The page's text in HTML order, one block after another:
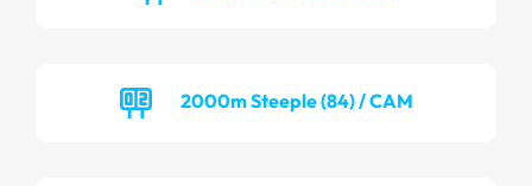
2000m Steeple (84) / CAM